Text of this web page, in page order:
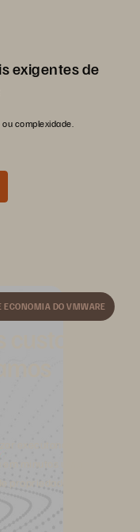
exigentes de
complexidade.
ECONOMIA DO VMWARE
executando o
minutos uma
propriedade.